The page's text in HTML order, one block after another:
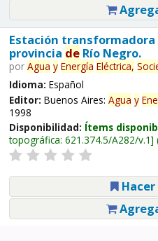
Estación transformadora
provincia deRío Negro.
por Agua y Energía Eléctrica,
Idioma: Español
Editor: Buenos Aires: Agua y
1998
Disponibilidad: Ítems
topográfica: 621.374.5/A282/v.1
Hacer